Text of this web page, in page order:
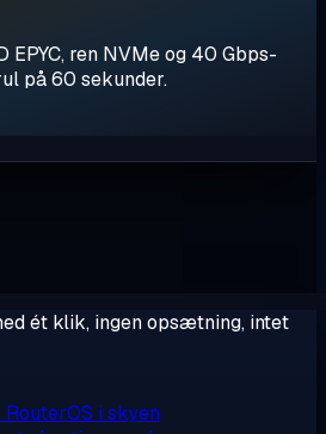
EPYC, ren NVMe og 40 Gbps-
på 60 sekunder.
ét klik, ingen opsætning, intet
RouterOS i skyen